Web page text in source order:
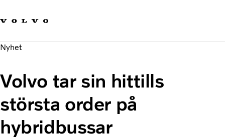
Hållbara transporter
Investerare
Nyhet
Volvo tar sin hittills
största order på
hybridbussar